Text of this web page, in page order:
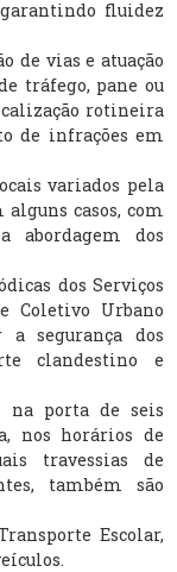
garantindo fluidez
de vias e atuação
tráfego, pane ou
rotineira
de infrações em
variados pela
casos, com
dos
dos Serviços
Coletivo Urbano
segurança dos
clandestino e
na porta de seis
nos horários de
travessias de
também são
Escolar,